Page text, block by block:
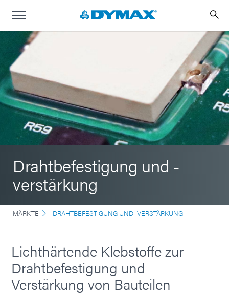
Drahtbefestigung und -
verstärkung
MÄRKTE DRAHTBEFESTIGUNG UND -VERSTÄRKUNG
Lichthärtende Klebstoffe zur
Drahtbefestigung und
Verstärkung von Bauteilen